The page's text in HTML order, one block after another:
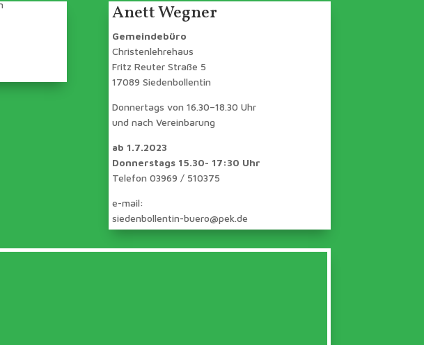
Anett Wegner
Gemeindebüro
Christenlehrehaus
Fritz Reuter Straße 5
17089 Siedenbollentin
Donnertags von 16.30–18.30 Uhr
und nach Vereinbarung
ab 1.7.2023
Donnerstags 15.30- 17:30 Uhr
Telefon 03969 / 510375
e-mail:
siedenbollentin-buero@pek.de